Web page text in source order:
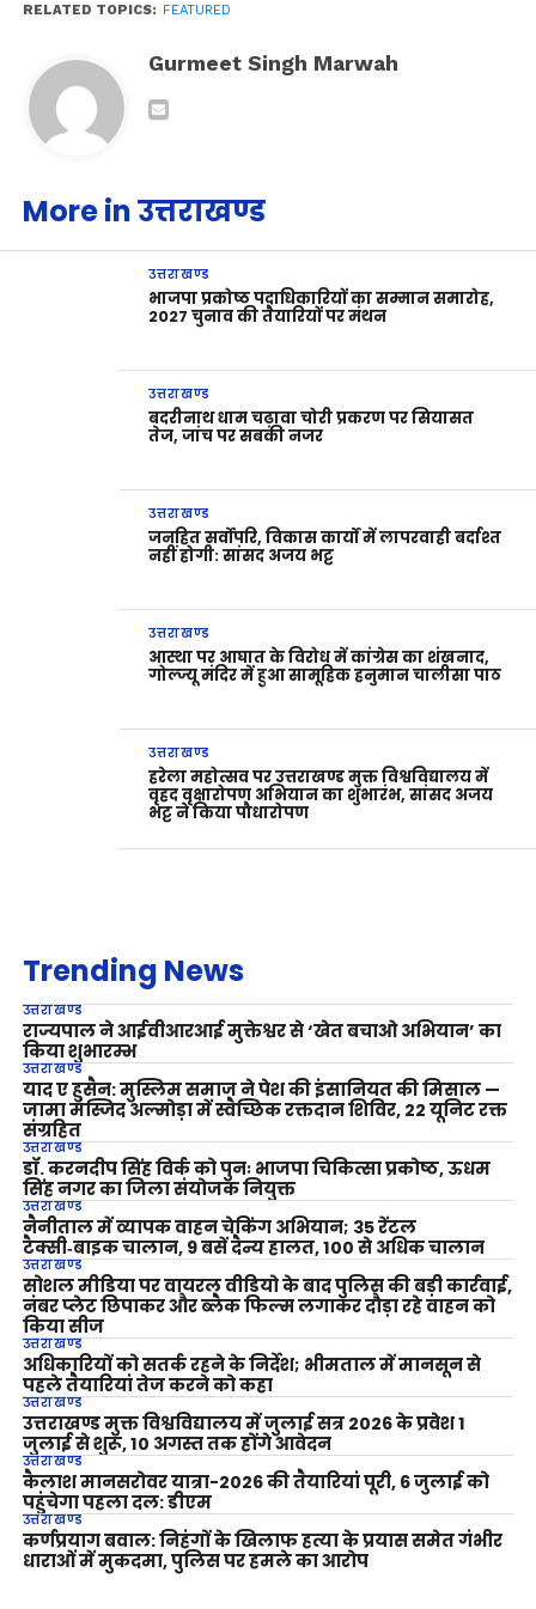
RELATED TOPICS: FEATURED
Gurmeet Singh Marwah
More in उत्तराखण्ड
उत्तराखण्ड
भाजपा प्रकोष्ठ पदाधिकारियों का सम्मान समारोह,
2027 चुनाव की तैयारियों पर मंथन
उत्तराखण्ड
बदरीनाथ धाम चढ़ावा चोरी प्रकरण पर सियासत
तेज, जांच पर सबकी नजर
उत्तराखण्ड
जनहित सर्वोपरि, विकास कार्यों में लापरवाही बर्दाश्त
नहीं होगी: सांसद अजय भट्ट
उत्तराखण्ड
आस्था पर आघात के विरोध में कांग्रेस का शंखनाद,
गोल्ज्यू मंदिर में हुआ सामूहिक हनुमान चालीसा पाठ
उत्तराखण्ड
हरेला महोत्सव पर उत्तराखण्ड मुक्त विश्वविद्यालय में
वृहद वृक्षारोपण अभियान का शुभारंभ, सांसद अजय
भट्ट ने किया पौधारोपण
Trending News
उत्तराखण्ड
राज्यपाल ने आईवीआरआई मुक्तेश्वर से ‘खेत बचाओ अभियान’ का
किया शुभारम्भ
उत्तराखण्ड
याद ए हुसैन: मुस्लिम समाज ने पेश की इंसानियत की मिसाल —
जामा मस्जिद अल्मोड़ा में स्वैच्छिक रक्तदान शिविर, 22 यूनिट रक्त
संग्रहित
उत्तराखण्ड
डॉ. करनदीप सिंह विर्क को पुनः भाजपा चिकित्सा प्रकोष्ठ, ऊधम
सिंह नगर का जिला संयोजक नियुक्त
उत्तराखण्ड
नैनीताल में व्यापक वाहन चेकिंग अभियान; 35 रेंटल
टैक्सी‑बाइक चालान, 9 बसें दैन्य हालत, 100 से अधिक चालान
उत्तराखण्ड
सोशल मीडिया पर वायरल वीडियो के बाद पुलिस की बड़ी कार्रवाई,
नंबर प्लेट छिपाकर और ब्लैक फिल्म लगाकर दौड़ा रहे वाहन को
किया सीज
उत्तराखण्ड
अधिकारियों को सतर्क रहने के निर्देश; भीमताल में मानसून से
पहले तैयारियां तेज करने को कहा
उत्तराखण्ड
उत्तराखण्ड मुक्त विश्वविद्यालय में जुलाई सत्र 2026 के प्रवेश 1
जुलाई से शुरू, 10 अगस्त तक होंगे आवेदन
उत्तराखण्ड
कैलाश मानसरोवर यात्रा-2026 की तैयारियां पूरी, 6 जुलाई को
पहुंचेगा पहला दल: डीएम
उत्तराखण्ड
कर्णप्रयाग बवाल: निहंगों के खिलाफ हत्या के प्रयास समेत गंभीर
धाराओं में मुकदमा, पुलिस पर हमले का आरोप